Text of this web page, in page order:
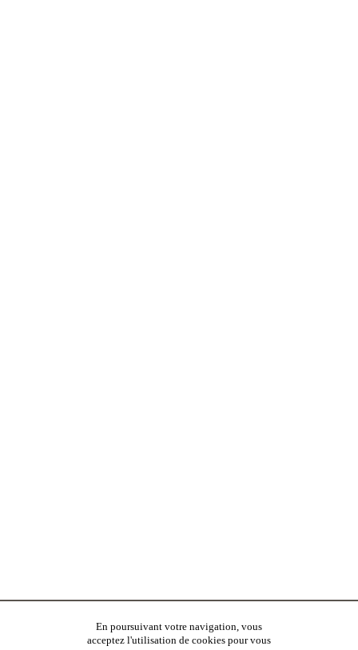
En poursuivant votre navigation, vous
acceptez l'utilisation de cookies pour vous